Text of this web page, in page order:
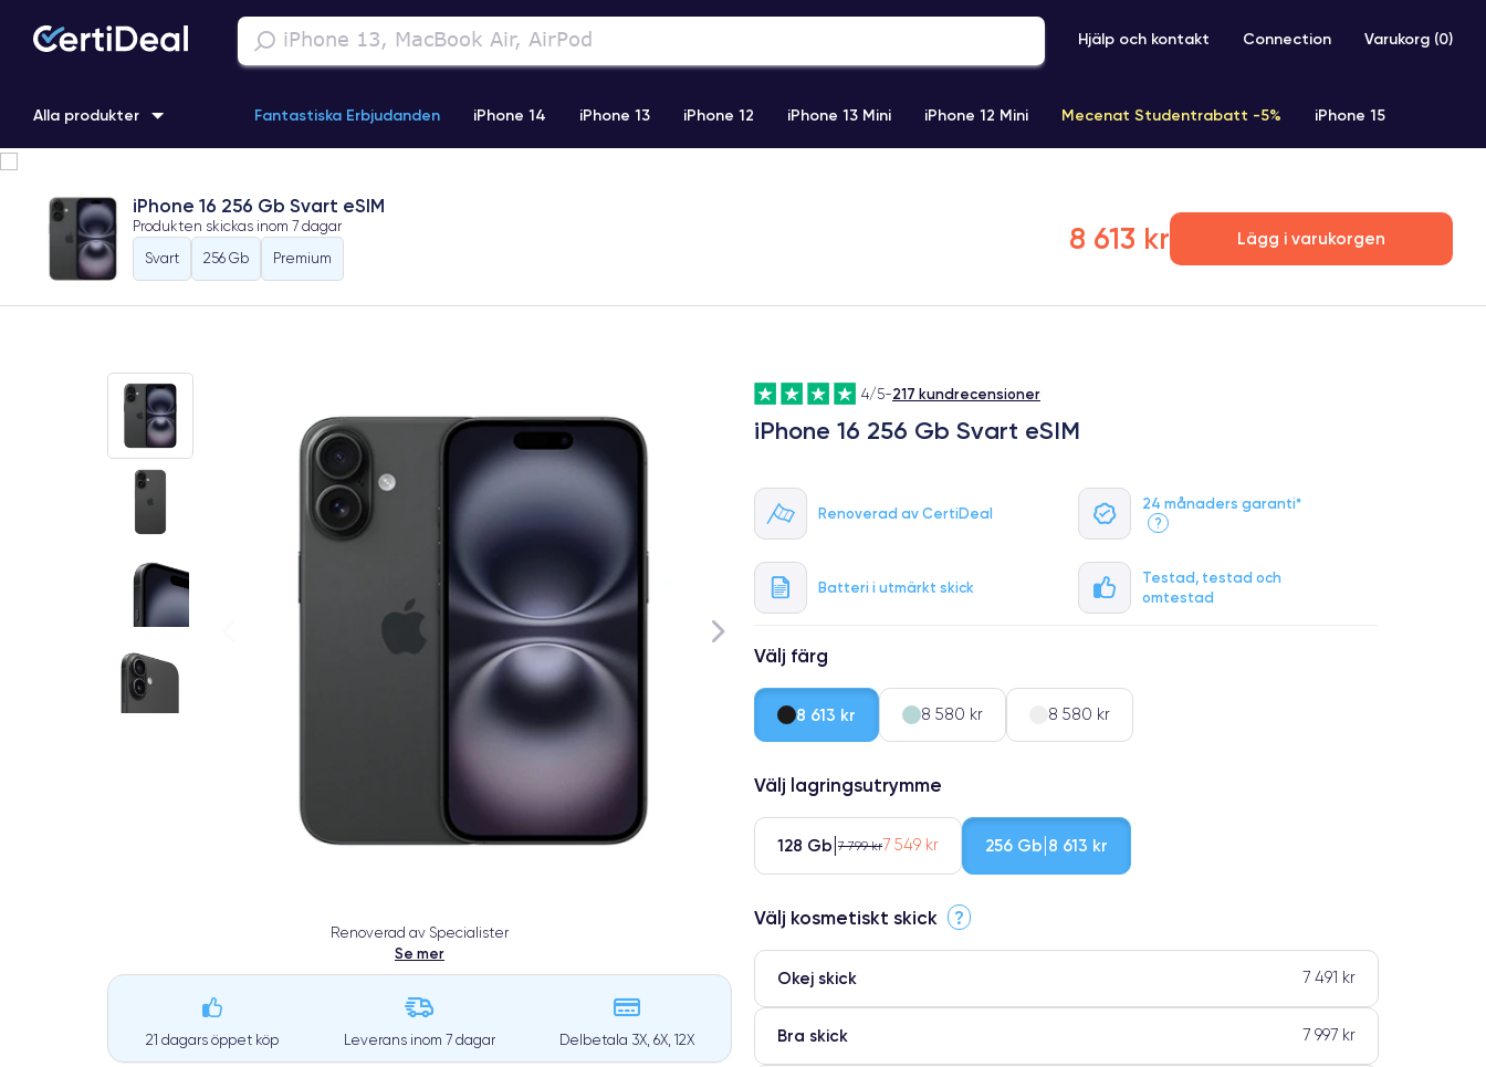
Hjälp och kontakt Connection Varukorg (0)
Alla produkter Fantastiska Erbjudanden iPhone 14 iPhone 13 iPhone 12 iPhone 13 Mini iPhone 12 Mini Mecenat Studentrabatt -5% iPhone 15
iPhone 11 Pro iPhone 15 Pro
iPhone 16 256 Gb Svart eSIM
Produkten skickas inom 7 dagar
Svart
256 Gb Premium
8 613 kr Lägg i varukorgen
Renoverad av Specialister
Se mer
21 dagars öppet köp Leverans inom 7 dagar Delbetala 3X, 6X, 12X
4/5-217 kundrecensioner
iPhone 16 256 Gb Svart eSIM
Renoverad av CertiDeal
24 månaders garanti*
?
Batteri i utmärkt skick
Testad, testad och
omtestad
Välj färg
8 613 kr 8 580 kr 8 580 kr
Välj lagringsutrymme
128 Gb 7 799 kr7 549 kr 256 Gb 8 613 kr
Välj kosmetiskt skick ?
Okej skick 7 491 kr
Bra skick 7 997 kr